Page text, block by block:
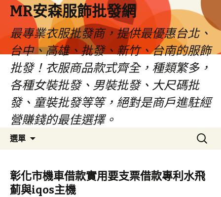
MR安森服飾批發網
最專業衣服批發商，提供最優惠台北、
台中、高雄、批發、新竹、台南的服飾
批發！衣服商品款式齊全，種類繁多，
各種女裝批發、男裝批發、大尺碼批
發、童裝批發等等，絕對是商戶進駐經
營賺錢的最佳選擇。
選單
容
區
搜
尋
鍵
字:
彰化市機車借款實用要支票借款專利水飛
薊與iqos主機